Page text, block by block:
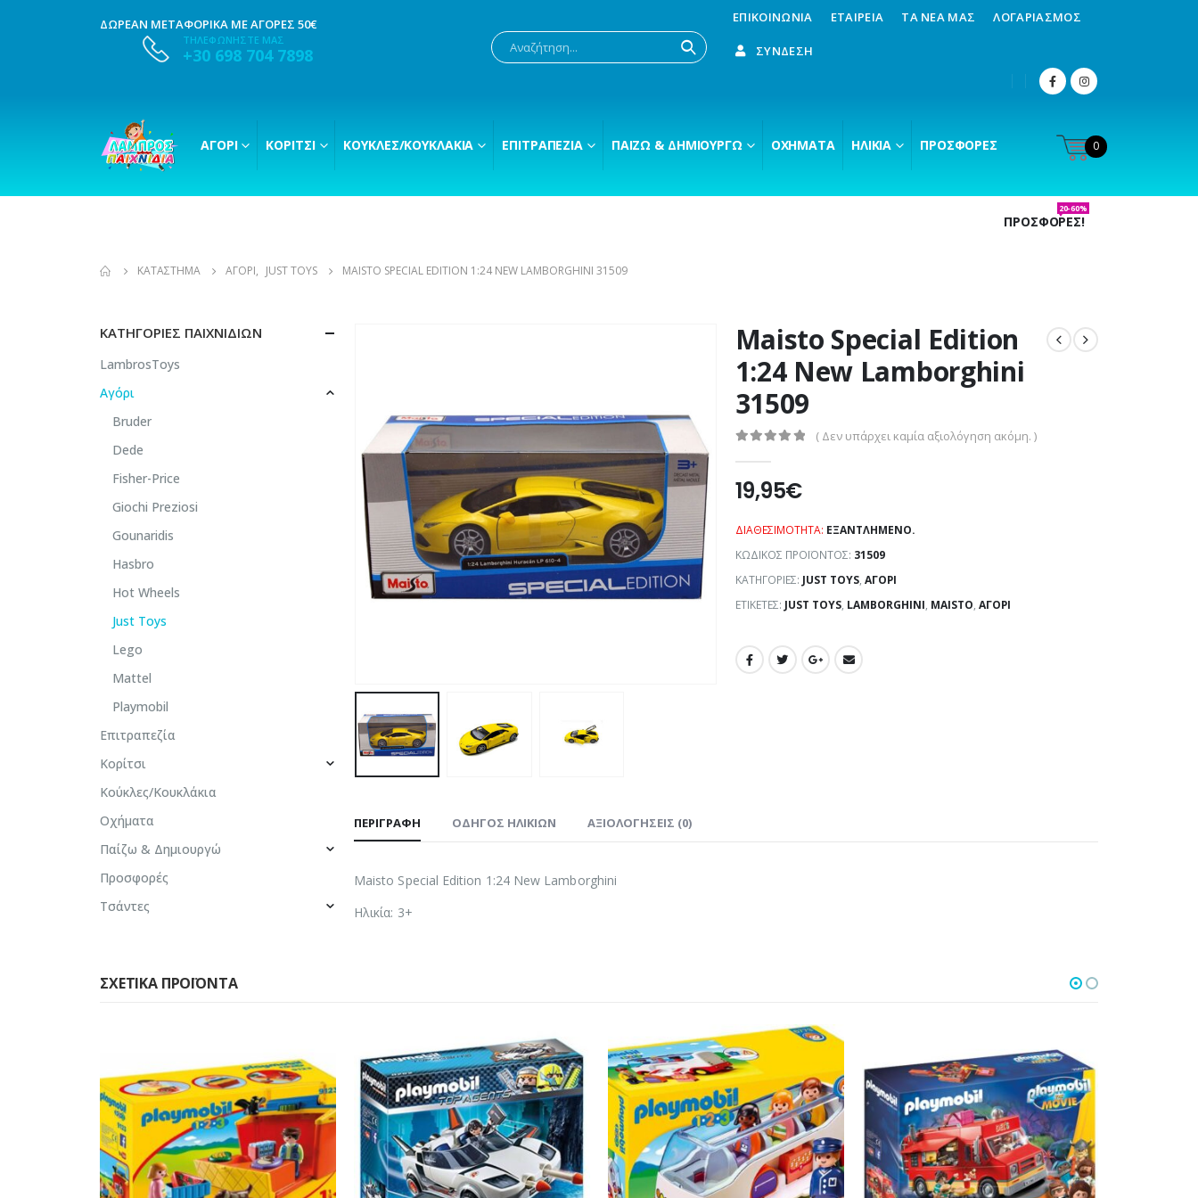
ΔΩΡΕΑΝ ΜΕΤΑΦΟΡΙΚΑ ΜΕ ΑΓΟΡΕΣ 50€
ΤΗΛΕΦΩΝΗΣΤΕ ΜΑΣ
+30 698 704 7898
ΕΠΙΚΟΙΝΩΝΊΑ ΕΤΑΙΡΕΊΑ ΤΑ ΝΈΑ ΜΑΣ ΛΟΓΑΡΙΑΣΜΌΣ
ΣΎΝΔΕΣΗ
ΑΓΌΡΙ ΚΟΡΊΤΣΙ ΚΟΎΚΛΕΣ/ΚΟΥΚΛΆΚΙΑ ΕΠΙΤΡΑΠΈΖΙΑ ΠΑΊΖΩ & ΔΗΜΙΟΥΡΓΏ ΟΧΉΜΑΤΑ ΗΛΙΚΊΑ ΠΡΟΣΦΟΡΈΣ 0
ΠΡΟΣΦΟΡΕΣ!
20-60%
ΚΑΤΆΣΤΗΜΑ ΑΓΌΡΙ, JUST TOYS MAISTO SPECIAL EDITION 1:24 NEW LAMBORGHINI 31509
Maisto Special Edition
1:24 New Lamborghini
31509
( Δεν υπάρχει καμία αξιολόγηση ακόμη. )
19,95€
ΔΙΑΘΕΣΙΜΌΤΗΤΑ: ΕΞΑΝΤΛΗΜΈΝΟ.
ΚΩΔΙΚΌΣ ΠΡΟΪΌΝΤΟΣ: 31509
ΚΑΤΗΓΟΡΊΕΣ: JUST TOYS, ΑΓΌΡΙ
ΕΤΙΚΈΤΕΣ: JUST TOYS, LAMBORGHINI, MAISTO, ΑΓΌΡΙ
ΠΕΡΙΓΡΑΦΉ ΟΔΗΓΌΣ ΗΛΙΚΙΏΝ ΑΞΙΟΛΟΓΉΣΕΙΣ (0)
Maisto Special Edition 1:24 New Lamborghini
Ηλικία: 3+
ΚΑΤΗΓΟΡΊΕΣ ΠΑΙΧΝΙΔΙΏΝ
LambrosToys
Αγόρι
Bruder
Dede
Fisher-Price
Giochi Preziosi
Gounaridis
Hasbro
Hot Wheels
Just Toys
Lego
Mattel
Playmobil
Επιτραπεζία
Κορίτσι
Κούκλες/Κουκλάκια
Οχήματα
Παίζω & Δημιουργώ
Προσφορές
Τσάντες
ΣΧΕΤΙΚΆ ΠΡΟΪΌΝΤΑ